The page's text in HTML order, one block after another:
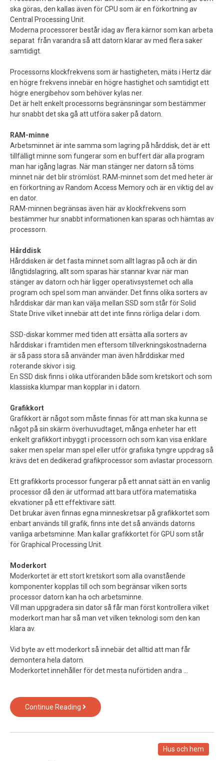
ska göras, den kallas även för CPU som är en förkortning av
Central Processing Unit.
Moderna processorer består idag av flera kärnor som kan arbeta
separat från varandra så att datorn klarar av med flera saker
samtidigt.
Processorns klockfrekvens som är hastigheten, mäts i Hertz där
en högre frekvens innebär en högre hastighet och samtidigt ett
högre energibehov som behöver kylas ner.
Det är helt enkelt processorns begränsningar som bestämmer
hur snabbt det ska gå att utföra saker på datorn.
RAM-minne
Arbetsminnet är inte samma som lagring på hårddisk, det är ett
tillfälligt minne som fungerar som en buffert där alla program
man har igång lagras. När man stänger ner datorn så töms
minnet när det blir strömlöst. RAM-minnet som det med heter är
en förkortning av Random Access Memory och är en viktig del av
en dator.
RAM-minnen begränsas även här av klockfrekvens som
bestämmer hur snabbt informationen kan sparas och hämtas av
processorn.
Hårddisk
Hårddisken är det fasta minnet som allt lagras på och är din
långtidslagring, allt som sparas här stannar kvar när man
stänger av datorn och här ligger operativsystemet och alla
program och spel som man använder. Det finns olika sorters av
hårddiskar där man kan välja mellan SSD som står för Solid
State Drive vilket innebär att det inte finns rörliga delar i dom.
SSD-diskar kommer med tiden att ersätta alla sorters av
hårddiskar i framtiden men eftersom tillverkningskostnaderna
är så pass stora så använder man även hårddiskar med
roterande skivor i sig.
En SSD disk finns i olika utföranden både som kretskort och som
klassiska klumpar man kopplar in i datorn.
Grafikkort
Grafikkort är något som måste finnas för att man ska kunna se
något på sin skärm överhuvudtaget, många enheter har ett
enkelt grafikkort inbyggt i processorn och som kan visa enklare
saker men spelar man spel eller utför grafiska tyngre uppdrag så
krävs det en dedikerad grafikprocessor som avlastar processorn.
Ett grafikkorts processor fungerar på ett annat sätt än en vanlig
processor då den är utformad att bara utföra matematiska
ekvationer på ett effektivare sätt.
Det brukar även finnas egna minneskretsar på grafikkortet som
enbart används till grafik, finns inte det så används datorns
vanliga arbetsminne. Man kallar grafikkortet för GPU som står
för Graphical Processing Unit.
Moderkort
Moderkortet är ett stort kretskort som alla ovanstående
komponenter kopplas till och som begränsar vilken sorts
processor datorn kan ha och arbetsminne.
Vill man uppgradera sin dator så får man först kontrollera vilket
moderkort man har så man vet vilken teknologi som den kan
klara av.
Vid byte av ett moderkort så innebär det alltid att man får
demontera hela datorn.
Moderkortet innehåller för det mesta nuförtiden andra …
Continue Reading Hur
funkar
Hus och hem